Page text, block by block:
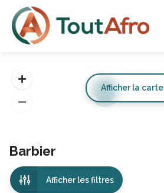
Barbier
Afficher les filtres
20
Afficher la carte